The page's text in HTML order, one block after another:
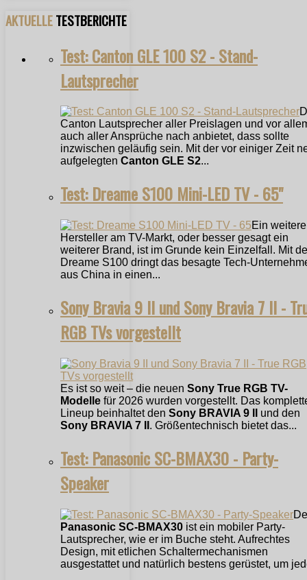
AKTUELLETESTBERICHTE
Test: Canton GLE 100 S2 - Stand-
Lautsprecher
Canton Lautsprecher aller Preislagen und vor
auch aller Ansprüche nach anbietet, dass sollte
inzwischen geläufig sein. Mit der vor einiger Zeit
aufgelegten Canton GLE S2...
Test: Dreame S100 Mini-LED TV - 65"
Ein
Hersteller am TV-Markt, oder besser gesagt ein
weiterer Brand, ist im Grunde kein Einzelfall. Mit
Dreame S100 dringt das besagte Tech-
aus China in einen...
Sony Bravia 9 II und Sony Bravia 7 II -
RGB TVs vorgestellt
Es ist so weit – die neuen Sony True RGB TV-
Modelle für 2026 wurden vorgestellt. Das
Lineup beinhaltet den Sony BRAVIA 9 II
und den
Sony BRAVIA 7 II . Größentechnisch bietet das...
Test: Panasonic SC-BMAX30 - Party-
Speaker
Panasonic SC-BMAX30 ist ein mobiler Party-
Lautsprecher, wie er im Buche steht. Aufrechtes
Design, mit etlichen Schaltermechanismen
ausgestattet und natürlich bestens gerüstet, um